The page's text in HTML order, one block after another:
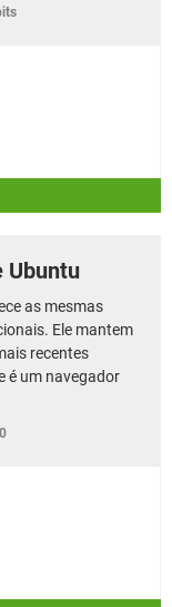
Ubuntu
as mesmas
Ele mantem
recentes
é um navegador